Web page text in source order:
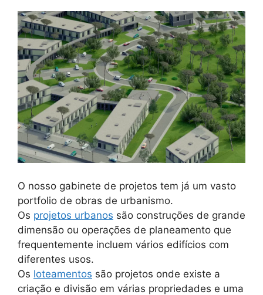
O nosso gabinete de projetos tem já um vasto
portfolio de obras de urbanismo.
Os projetos urbanos são construções de grande
dimensão ou operações de planeamento que
frequentemente incluem vários edifícios com
diferentes usos.
Os loteamentos são projetos onde existe a
criação e divisão em várias propriedades e uma